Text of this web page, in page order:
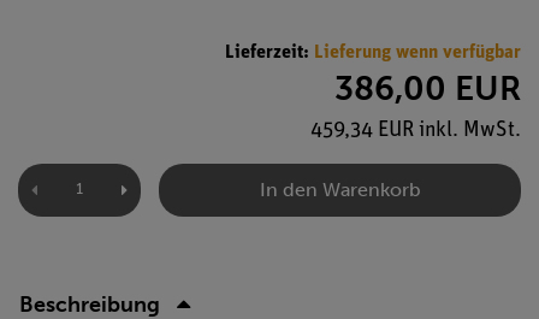
Lieferzeit: Lieferung wenn verfügbar
386,00 EUR
459,34 EUR inkl. MwSt.
In den Warenkorb
Beschreibung